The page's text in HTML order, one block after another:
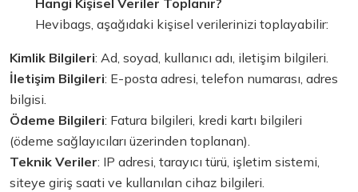
Hangi Kişisel Veriler Toplanır?
Hevibags, aşağıdaki kişisel verilerinizi toplayabilir:
Kimlik Bilgileri: Ad, soyad, kullanıcı adı, iletişim bilgileri.
İletişim Bilgileri: E-posta adresi, telefon numarası, adres
bilgisi.
Ödeme Bilgileri: Fatura bilgileri, kredi kartı bilgileri
(ödeme sağlayıcıları üzerinden toplanan).
Teknik Veriler: IP adresi, tarayıcı türü, işletim sistemi,
siteye giriş saati ve kullanılan cihaz bilgileri.